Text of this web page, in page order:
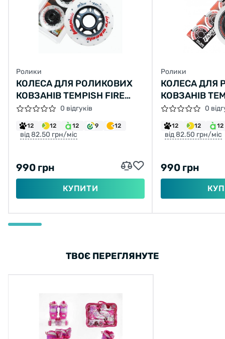
Ролики
КОЛЕСА ДЛЯ РОЛИКОВИХ
КОВЗАНІВ TEMPISH FIRE
76X24 85A0 відгуків
12 12 12 9 12
від 82.50 грн/міс
990 грн
КУПИТИ
Ролики
КОЛЕСА ДЛЯ
КОВЗАНІВ
70X24 84A
PCS)
0
12 12 12
від 82.50 грн/міс
990 грн
ТВОЄ ПЕРЕГЛЯНУТЕ